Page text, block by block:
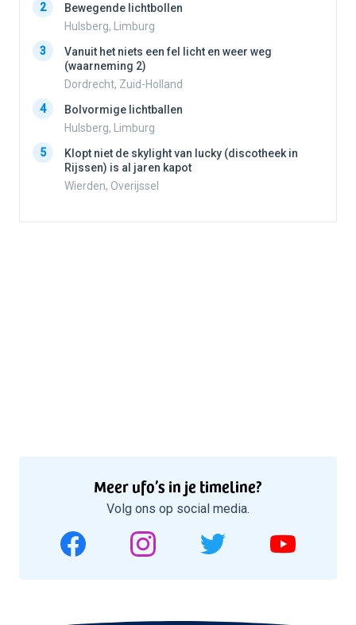
2
Bewegende lichtbollen
Hulsberg, Limburg
3
Vanuit het niets een fel licht en weer weg
(waarneming 2)
Dordrecht, Zuid-Holland
4
Bolvormige lichtballen
Hulsberg, Limburg
5
Klopt niet de skylight van lucky (discotheek in
Rijssen) is al jaren kapot
Wierden, Overijssel
Meer ufo’s in je timeline?
Volg ons op social media.